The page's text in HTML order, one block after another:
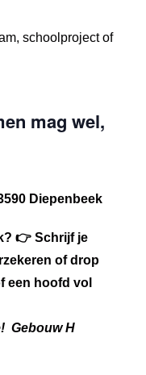
schoolproject of
mag wel,
Diepenbeek
👉 Schrijf je
of drop
een hoofd vol
Gebouw H